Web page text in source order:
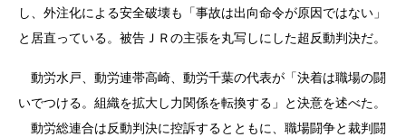
し、外注化による安全破壊も「事故は出向命令が原因ではない」
と居直っている。被告ＪＲの主張を丸写しにした超反動判決だ。
動労水戸、動労連帯高崎、動労千葉の代表が「決着は職場の闘
いでつける。組織を拡大し力関係を転換する」と決意を述べた。
動労総連合は反動判決に控訴するとともに、職場闘争と裁判闘